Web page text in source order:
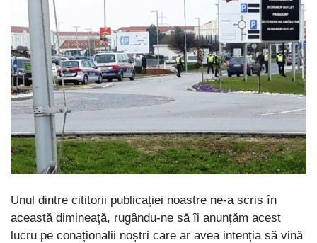
Unul dintre cititorii publicației noastre ne-a scris în
această dimineață, rugându-ne să îi anunțăm acest
lucru pe conaționalii noștri care ar avea intenția să vină